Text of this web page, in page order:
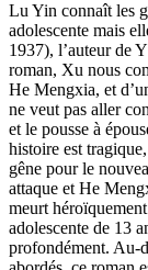
Lu Yin connaît les
adolescente mais
1937), l’auteur de
roman, Xu nous
He Mengxia, et
ne veut pas aller
et le pousse à
histoire est
gêne pour le
attaque et He
meurt
adolescente de 13
profondément. Au-